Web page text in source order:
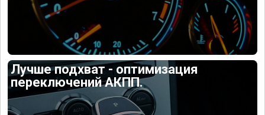
Лучше подхват - оптимизация
переключений АКПП.